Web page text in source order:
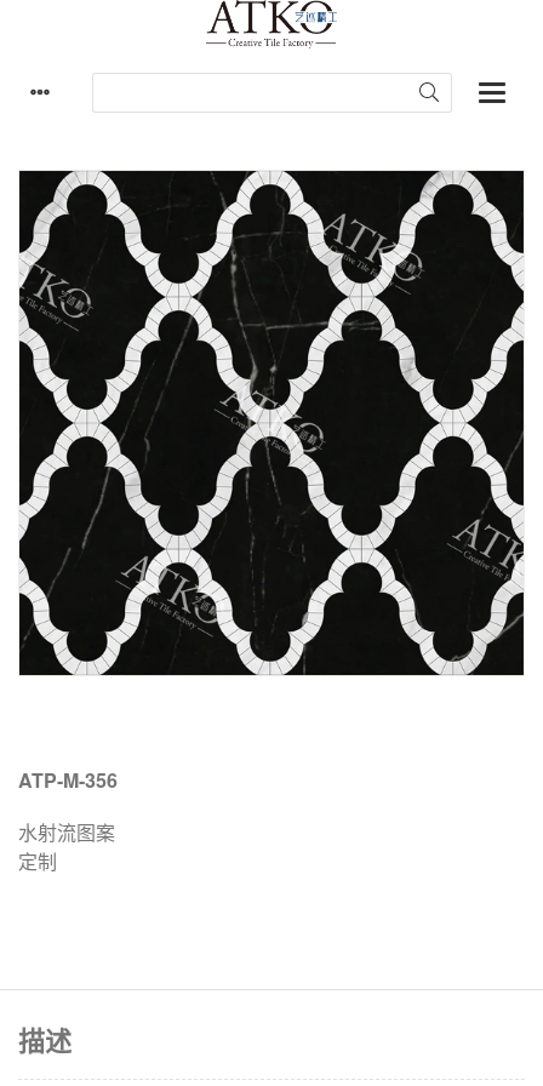
ATP-M-356
水射流图案
定制
描述